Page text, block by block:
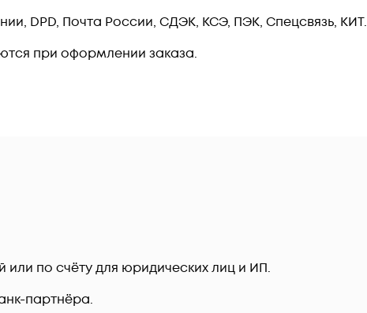
DPD, Почта России, СДЭК, КСЭ, ПЭК, Спецсвязь, КИТ.
при оформлении заказа.
по счёту для юридических лиц и ИП.
партнёра.